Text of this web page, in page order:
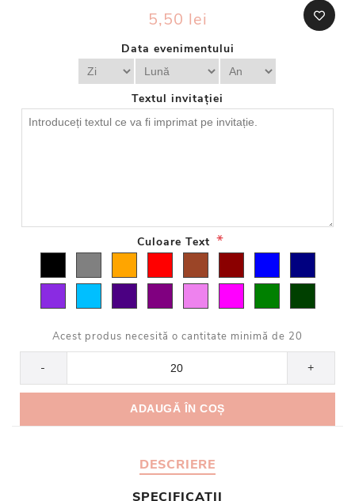
5,50 lei
Data evenimentului
Textul invitației
Culoare Text *
Acest produs necesită o cantitate minimă de 20
- +
DESCRIERE
SPECIFICATII